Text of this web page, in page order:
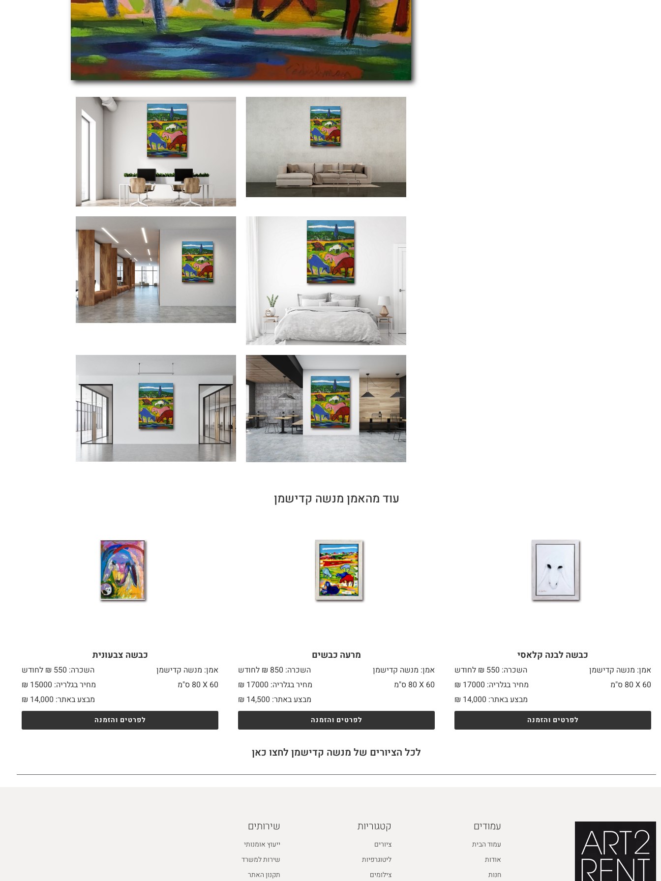
עוד מהאמן מנשה קדישמן
כבשה לבנה קלאסי
אמן: מנשה קדישמן
השכרה: 550 ₪ לחודש
60 X
מחיר בגלריה: 17000 ₪
מבצע באתר:
₪ 14,000
לפרטים והזמנה
מרעה כבשים
אמן: מנשה קדישמן
השכרה: 850 ₪ לחודש
60 X
מחיר בגלריה: 17000 ₪
מבצע באתר:
₪ 14,500
לפרטים והזמנה
כבשה צבעונית
אמן: מנשה קדישמן
השכרה: 550 ₪ לחודש
60 X
מחיר בגלריה: 15000 ₪
מבצע באתר:
₪ 14,000
לפרטים והזמנה
לכל הציורים של מנשה קדישמן לחצו כאן
עמודים
עמוד הבית
אודות
חנות
קטגוריות
ציורים
ליטוגרפיות
צילומים
שירותים
ייעוץ אומנותי
שירות למשרד
תקנון האתר